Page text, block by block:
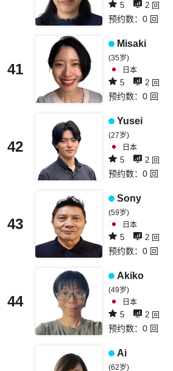
5 2 回
预约数：0 回
41
Misaki
(35岁)
日本
5 2 回
预约数：0 回
42
Yusei
(27岁)
日本
5 2 回
预约数：0 回
43
Sony
(59岁)
日本
5 2 回
预约数：0 回
44
Akiko
(49岁)
日本
5 2 回
预约数：0 回
Ai
(62岁)